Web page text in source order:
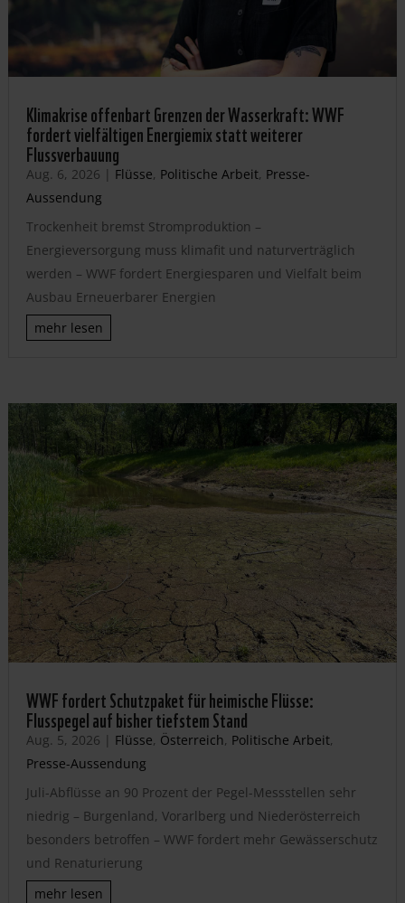
Klimakrise offenbart Grenzen der Wasserkraft: WWF
fordert vielfältigen Energiemix statt weiterer
Flussverbauung
Aug. 6, 2026 | Flüsse, Politische Arbeit, Presse-
Aussendung
Trockenheit bremst Stromproduktion –
Energieversorgung muss klimafit und naturverträglich
werden – WWF fordert Energiesparen und Vielfalt beim
Ausbau Erneuerbarer Energien
mehr lesen
WWF fordert Schutzpaket für heimische Flüsse:
Flusspegel auf bisher tiefstem Stand
Aug. 5, 2026 | Flüsse, Österreich, Politische Arbeit,
Presse-Aussendung
Juli-Abflüsse an 90 Prozent der Pegel-Messstellen sehr
niedrig – Burgenland, Vorarlberg und Niederösterreich
besonders betroffen – WWF fordert mehr Gewässerschutz
und Renaturierung
mehr lesen